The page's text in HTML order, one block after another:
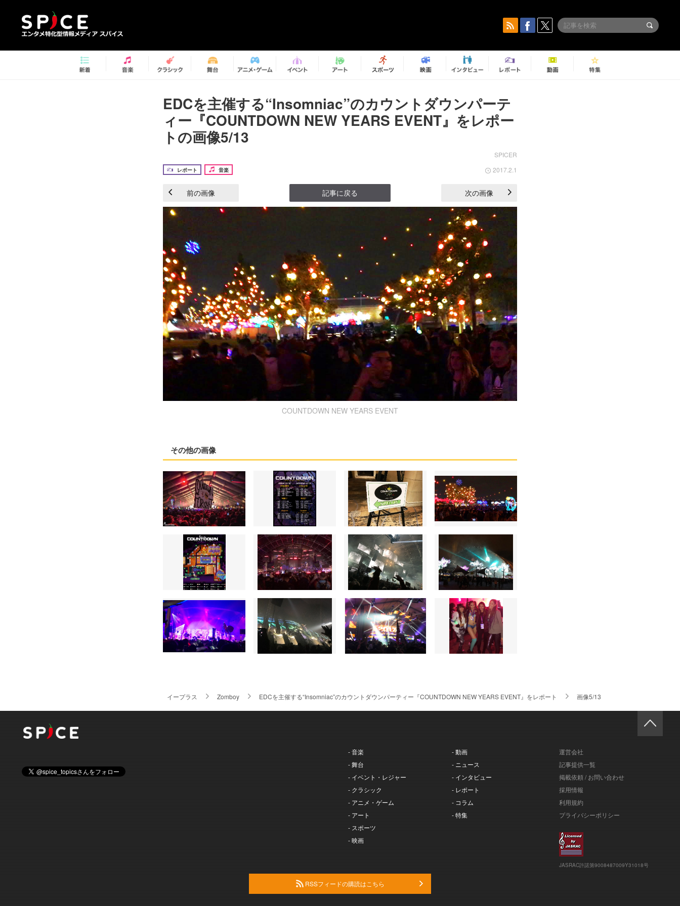
EDCを主催する“Insomniac”のカウントダウンパーテ
ィー『COUNTDOWN NEW YEARS EVENT』をレポー
トの画像5/13
SPICER
レポート 音楽 2017.2.1
前の画像 記事に戻る 次の画像
COUNTDOWN NEW YEARS EVENT
その他の画像
イープラス Zomboy EDCを主催する“Insomniac”のカウントダウンパーティー『COUNTDOWN NEW YEARS EVENT』をレポート 画像5/13
- 音楽
- 舞台
- イベント・レジャー
- クラシック
- アニメ・ゲーム
- アート
- スポーツ
- 映画
- 動画
- ニュース
- インタビュー
- レポート
- コラム
- 特集
運営会社
記事提供一覧
掲載依頼 / お問い合わせ
採用情報
利用規約
プライバシーポリシー
JASRAC許諾第9008487009Y31018号
RSSフィードの購読はこちら